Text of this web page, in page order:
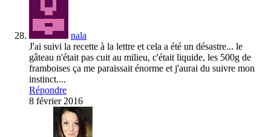
nala
J'ai suivi la recette à la lettre et cela a été un désastre... le
gâteau n'était pas cuit au milieu, c'était liquide, les 500g de
framboises ça me paraissait énorme et j'aurai du suivre mon
instinct....
Répondre
8 février 2016